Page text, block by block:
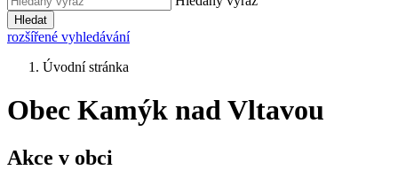
Hledat
rozšířené vyhledávání
Úvodní stránka
Obec Kamýk nad Vltavou
Akce v obci